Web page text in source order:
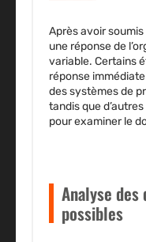
Après avoir
une réponse de
variable. Certains
réponse
des systèmes de
tandis que
pour examiner le
Analyse
possibles